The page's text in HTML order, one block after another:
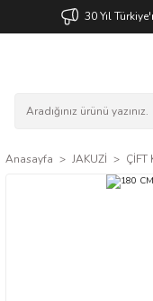
30 Yıl
Anasayfa JAKUZİ ÇİFT